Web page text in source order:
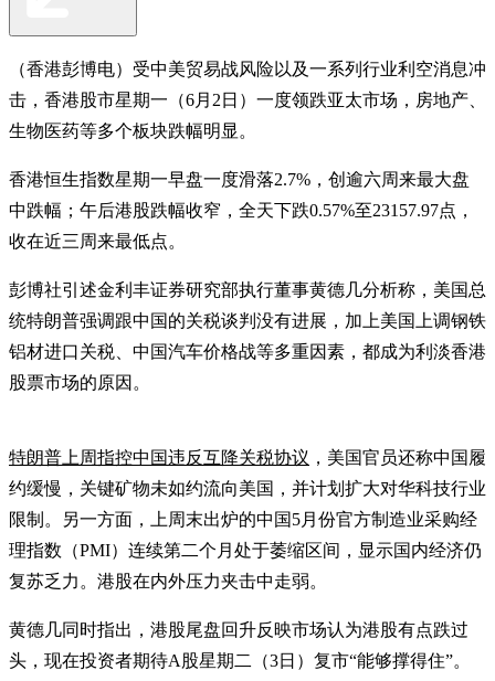
（香港彭博电）受中美贸易战风险以及一系列行业利空消息冲
击，香港股市星期一（6月2日）一度领跌亚太市场，房地产、
生物医药等多个板块跌幅明显。
香港恒生指数星期一早盘一度滑落2.7%，创逾六周来最大盘
中跌幅；午后港股跌幅收窄，全天下跌0.57%至23157.97点，
收在近三周来最低点。
彭博社引述金利丰证券研究部执行董事黄德几分析称，美国总
统特朗普强调跟中国的关税谈判没有进展，加上美国上调钢铁
铝材进口关税、中国汽车价格战等多重因素，都成为利淡香港
股票市场的原因。
特朗普上周指控中国违反互降关税协议 ，美国官员还称中国履
约缓慢，关键矿物未如约流向美国，并计划扩大对华科技行业
限制。另一方面，上周末出炉的中国5月份官方制造业采购经
理指数（PMI）连续第二个月处于萎缩区间，显示国内经济仍
复苏乏力。港股在内外压力夹击中走弱。
黄德几同时指出，港股尾盘回升反映市场认为港股有点跌过
头，现在投资者期待A股星期二（3日）复市“能够撑得住”。